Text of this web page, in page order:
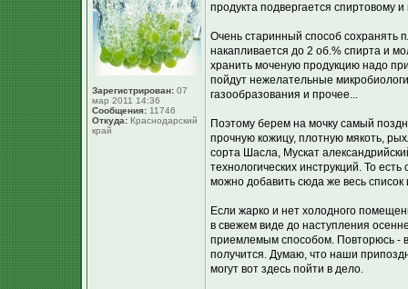
Зарегистрирован: 07
мар 2011 14:36
Сообщения: 11746
Откуда: Краснодарский
край
продукта подвергается спиртовому
Очень старинный способ сохранять
накапливается до 2 об.% спирта и
хранить моченую продукцию надо
пойдут нежелательные
газообразования и прочее...
Поэтому берем на мочку самый
прочную кожицу, плотную мякоть,
сорта Шасла, Мускат
технологических инструкций. То
можно добавить сюда же весь
Если жарко и нет холодного
в свежем виде до наступления
приемлемым способом. Повторюсь -
получится. Думаю, что наши
могут вот здесь пойти в дело.